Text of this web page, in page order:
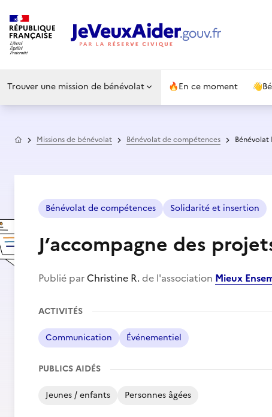
Trouver une mission de bénévolat 🔥En ce moment 👋
AccueilMissions de bénévolat Bénévolat de compétences Bénévolat
Bénévolat de compétences Solidarité et insertion
J’accompagne des
Publié par Christine R. de l'association Mieux
ACTIVITÉS
Communication Événementiel
PUBLICS AIDÉS
Jeunes / enfants Personnes âgées